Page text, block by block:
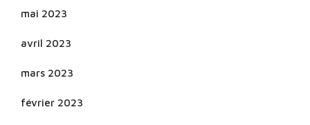
mai 2023
avril 2023
mars 2023
février 2023